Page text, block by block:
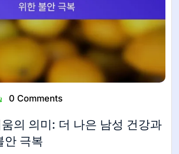
0 Comments
의 의미: 더 나은 남성 건강과
안 극복